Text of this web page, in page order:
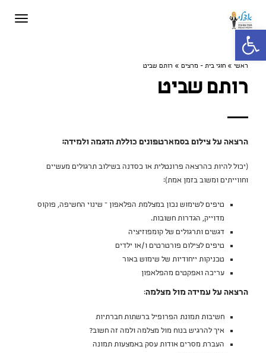
פתח סרגל נגישות
ראשי » חוגי בית - מרצים » רותם שביט
רותם שביט
הרצאה על צילום בסמארטפונים כוללת הדגמה ולמידה:
(יכול להיות כהרצאה פרונטלית או כסדנה בשילוב תרגולים מעשיים
וחווייתים ומשוב בזמן אמת):
טיפים לשימוש נכון במצלמת הפלאפון – שינוי החשיפה, פוקוס
מדוייק, הגדרות חשובות.
דגשים ותרגולים של קומפוזיציה
טיפים לצילום פורטרטים ו/או ילדים
טכניקות ייחודיות של שימוש באור
עריכה ואפקטים מהפלאפון
הרצאה על עמידה מול מצלמה:
חשיבות תמונת הפרופיל ברשתות חברתיות
איך להרגיש בנוח מול מצלמה ולמה זה חשוב?
העברת מסרים אודות עסק באמצעות תמונה